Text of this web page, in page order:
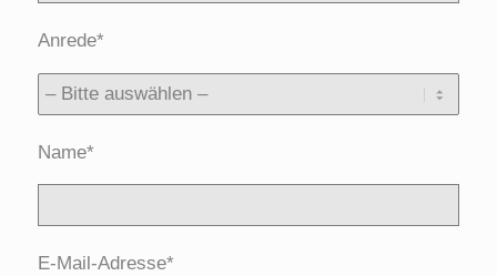
Anrede*
Name*
E-Mail-Adresse*